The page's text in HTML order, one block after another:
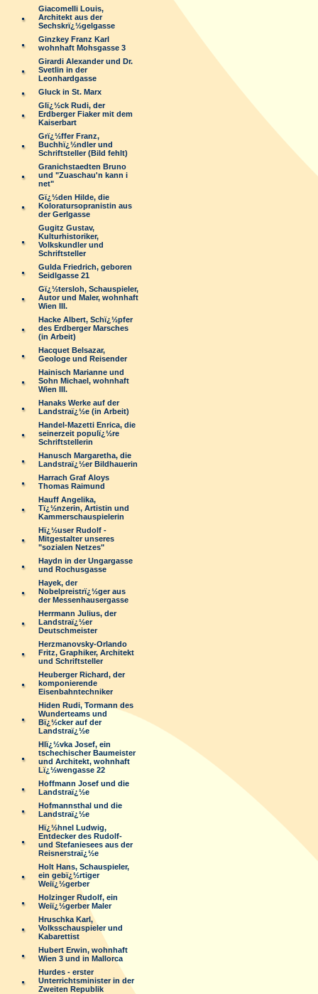
Giacomelli Louis,
Architekt aus der
Sechskrï¿½gelgasse
Ginzkey Franz Karl
wohnhaft Mohsgasse 3
Girardi Alexander und Dr.
Svetlin in der
Leonhardgasse
Gluck in St. Marx
Glï¿½ck Rudi, der
Erdberger Fiaker mit dem
Kaiserbart
Grï¿½ffer Franz,
Buchhï¿½ndler und
Schriftsteller (Bild fehlt)
Granichstaedten Bruno
und "Zuaschau'n kann i
net"
Gï¿½den Hilde, die
Koloratursopranistin aus
der Gerlgasse
Gugitz Gustav,
Kulturhistoriker,
Volkskundler und
Schriftsteller
Gulda Friedrich, geboren
Seidlgasse 21
Gï¿½tersloh, Schauspieler,
Autor und Maler, wohnhaft
Wien III.
Hacke Albert, Schï¿½pfer
des Erdberger Marsches
(in Arbeit)
Hacquet Belsazar,
Geologe und Reisender
Hainisch Marianne und
Sohn Michael, wohnhaft
Wien III.
Hanaks Werke auf der
Landstraï¿½e (in Arbeit)
Handel-Mazetti Enrica, die
seinerzeit populï¿½re
Schriftstellerin
Hanusch Margaretha, die
Landstraï¿½er Bildhauerin
Harrach Graf Aloys
Thomas Raimund
Hauff Angelika,
Tï¿½nzerin, Artistin und
Kammerschauspielerin
Hï¿½user Rudolf -
Mitgestalter unseres
"sozialen Netzes"
Haydn in der Ungargasse
und Rochusgasse
Hayek, der
Nobelpreistrï¿½ger aus
der Messenhausergasse
Herrmann Julius, der
Landstraï¿½er
Deutschmeister
Herzmanovsky-Orlando
Fritz, Graphiker, Architekt
und Schriftsteller
Heuberger Richard, der
komponierende
Eisenbahntechniker
Hiden Rudi, Tormann des
Wunderteams und
Bï¿½cker auf der
Landstraï¿½e
Hlï¿½vka Josef, ein
tschechischer Baumeister
und Architekt, wohnhaft
Lï¿½wengasse 22
Hoffmann Josef und die
Landstraï¿½e
Hofmannsthal und die
Landstraï¿½e
Hï¿½hnel Ludwig,
Entdecker des Rudolf-
und Stefaniesees aus der
Reisnerstraï¿½e
Holt Hans, Schauspieler,
ein gebï¿½rtiger
Weiï¿½gerber
Holzinger Rudolf, ein
Weiï¿½gerber Maler
Hruschka Karl,
Volksschauspieler und
Kabarettist
Hubert Erwin, wohnhaft
Wien 3 und in Mallorca
Hurdes - erster
Unterrichtsminister in der
Zweiten Republik